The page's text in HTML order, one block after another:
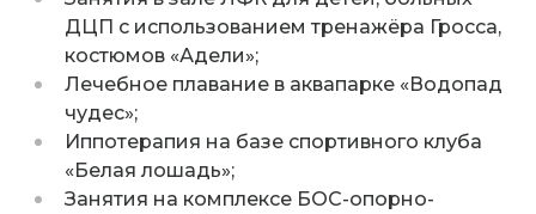
ДЦП с использованием тренажёра Гросса,
костюмов «Адели»;
Лечебное плавание в аквапарке «Водопад
чудес»;
Иппотерапия на базе спортивного клуба
«Белая лошадь»;
Занятия на комплексе БОС-опорно-